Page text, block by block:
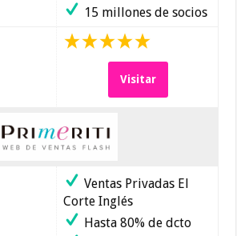
15 millones de socios
Visitar
Ventas Privadas El
Corte Inglés
Hasta 80% de dcto